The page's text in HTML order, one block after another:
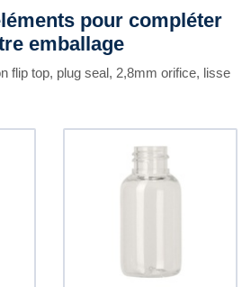
pour compléter
emballage
flip top, plug seal, 2,8mm orifice, lisse